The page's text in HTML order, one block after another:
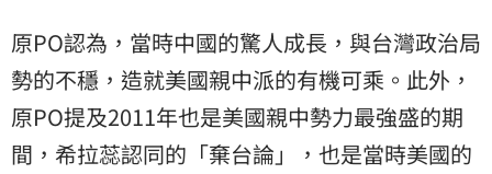
原PO認為，當時中國的驚人成長，與台灣政治局
勢的不穩，造就美國親中派的有機可乘。此外，
原PO提及2011年也是美國親中勢力最強盛的期
間，希拉蕊認同的「棄台論」，也是當時美國的